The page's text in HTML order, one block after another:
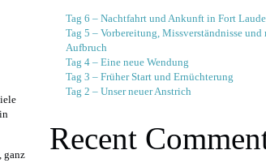
ganz
Tag 6 – Nachtfahrt und Ankunft in Fort
Tag 5 – Vorbereitung, Missverständnisse und
Aufbruch
Tag 4 – Eine neue Wendung
Tag 3 – Früher Start und Ernüchterung
Tag 2 – Unser neuer Anstrich
Recent